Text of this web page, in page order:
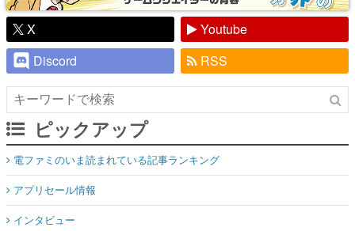
X
Youtube
Discord
RSS
ピックアップ
電ファミのいま読まれている記事ランキング
アプリセール情報
インタビュー